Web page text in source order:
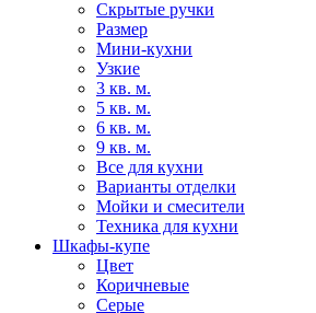
Скрытые ручки
Размер
Мини-кухни
Узкие
3 кв. м.
5 кв. м.
6 кв. м.
9 кв. м.
Все для кухни
Варианты отделки
Мойки и смесители
Техника для кухни
Шкафы-купе
Цвет
Коричневые
Серые